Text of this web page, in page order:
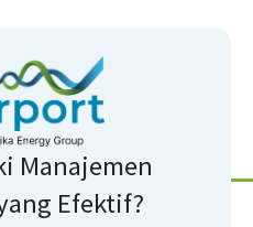
Manajemen
Efektif?